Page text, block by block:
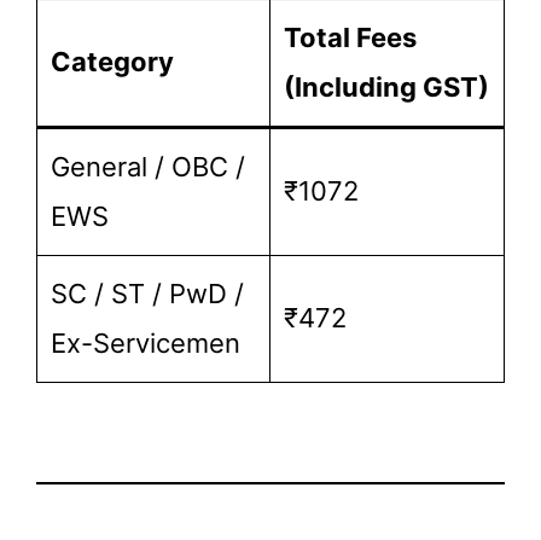
Category
Total Fees
(Including GST)
General / OBC /
EWS
₹1072
SC / ST / PwD /
Ex-Servicemen
₹472